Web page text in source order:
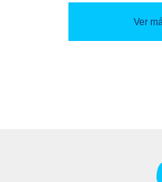
Ver